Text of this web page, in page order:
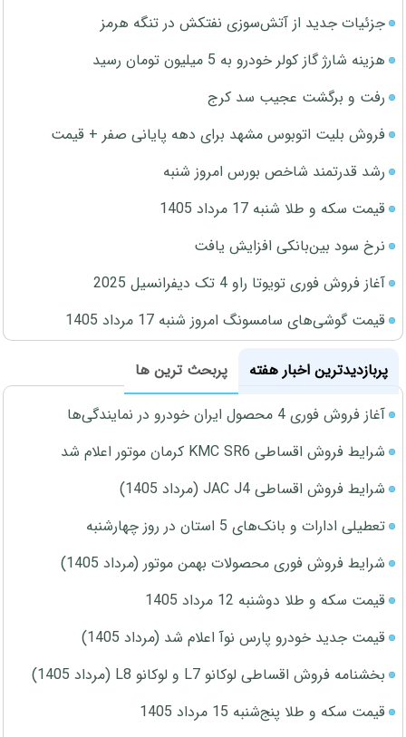
جزئیات جدید از آتش‌سوزی نفتکش در تنگه هرمز
هزینه شارژ گاز کولر خودرو به 5 میلیون تومان رسید
رفت و برگشت عجیب سد کرج
فروش بلیت اتوبوس مشهد برای دهه پایانی صفر + قیمت
رشد قدرتمند شاخص بورس امروز شنبه
قیمت سکه و طلا شنبه 17 مرداد 1405
نرخ سود بین‌بانکی افزایش یافت
آغاز فروش فوری تویوتا راو 4 تک دیفرانسیل 2025
قیمت گوشی‌های سامسونگ امروز شنبه 17 مرداد 1405
پربازدیدترین اخبار هفته
پربحث ترین ها
آغاز فروش فوری 4 محصول ایران خودرو در نمایندگی‌ها
شرایط فروش اقساطی KMC SR6 کرمان موتور اعلام شد
شرایط فروش اقساطی JAC J4 (مرداد 1405)
تعطیلی ادارات و بانک‌های 5 استان در روز چهارشنبه
شرایط فروش فوری محصولات بهمن موتور (مرداد 1405)
قیمت سکه و طلا دوشنبه 12 مرداد 1405
قیمت جدید خودرو پارس نوآ اعلام شد (مرداد 1405)
بخشنامه فروش اقساطی لوکانو L7 و لوکانو L8 (مرداد 1405)
قیمت سکه و طلا پنج‌شنبه 15 مرداد 1405